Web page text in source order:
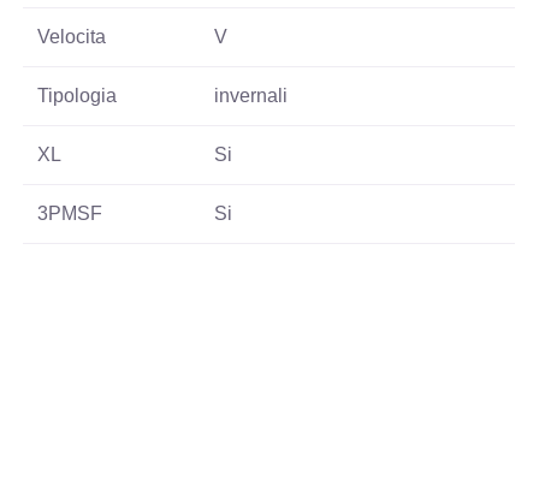
Velocita V
Tipologia invernali
XL Si
3PMSF Si